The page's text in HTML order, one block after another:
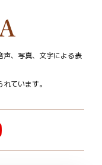
声、写真、文字による表
ています。